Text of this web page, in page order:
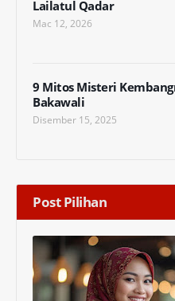
Lailatul Qadar
Mac 12, 2026
9 Mitos Misteri
Bakawali
Disember 15, 2025
Post Pilihan